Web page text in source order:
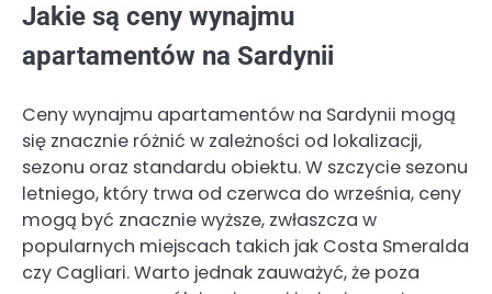
Jakie są ceny wynajmu
apartamentów na Sardynii
Ceny wynajmu apartamentów na Sardynii mogą
się znacznie różnić w zależności od lokalizacji,
sezonu oraz standardu obiektu. W szczycie sezonu
letniego, który trwa od czerwca do września, ceny
mogą być znacznie wyższe, zwłaszcza w
popularnych miejscach takich jak Costa Smeralda
czy Cagliari. Warto jednak zauważyć, że poza